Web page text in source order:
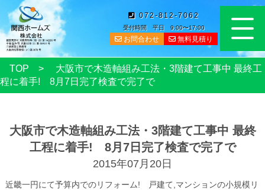
072-812-7062
受付時間 平日 9:00〜17:00
お問合わせ 無料見積り
TOP
大阪市で木造軸組み工法・3階建て工事中 最終工
程に着手! 8月7日完了検査で完了で
大阪市で木造軸組み工法・3階建て工事中 最終
工程に着手! 8月7日完了検査で完了で
2015年07月20日
近畿一円にて予算内でのリフォーム! 戸建て,マンションの小規模リ